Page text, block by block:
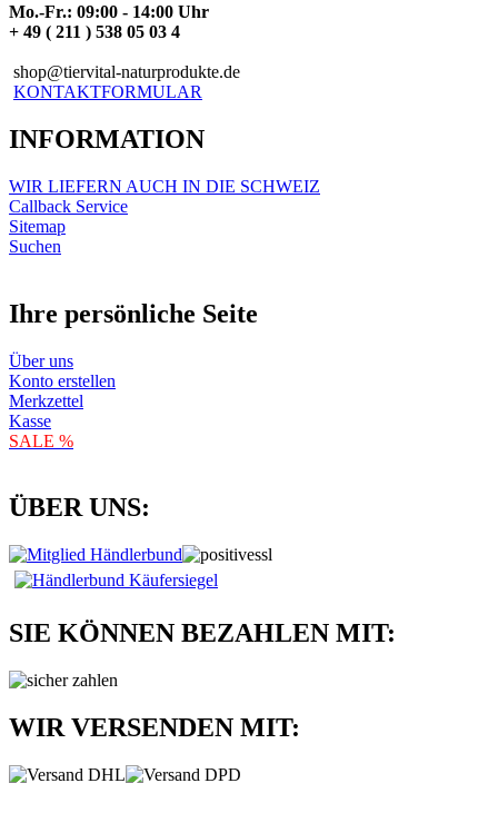
Mo.-Fr.: 09:00 - 14:00 Uhr
+ 49 ( 211 ) 538 05 03 4
shop@tiervital-naturprodukte.de
KONTAKTFORMULAR
INFORMATION
WIR LIEFERN AUCH IN DIE SCHWEIZ
Callback Service
Sitemap
Suchen
Ihre persönliche Seite
Über uns
Konto erstellen
Merkzettel
Kasse
SALE %
ÜBER UNS:
SIE KÖNNEN BEZAHLEN MIT:
WIR VERSENDEN MIT: